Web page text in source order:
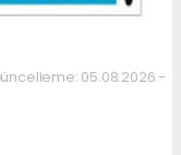
05.08.2026 -